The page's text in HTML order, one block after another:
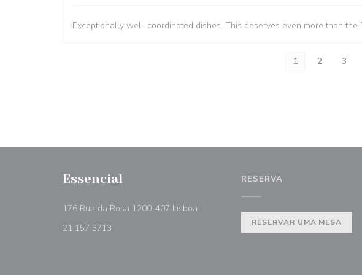
Exceptionally well-coordinated dishes. This deserves even more than
1 2 3
Essencial
176 Rua da Rosa 1200-407 Lisboa
21 157 3713
RESERVA
RESERVAR UMA MESA